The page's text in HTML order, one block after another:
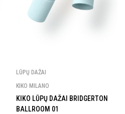
LŪPŲ DAŽAI
KIKO MILANO
KIKO LŪPŲ DAŽAI BRIDGERTON
BALLROOM 01